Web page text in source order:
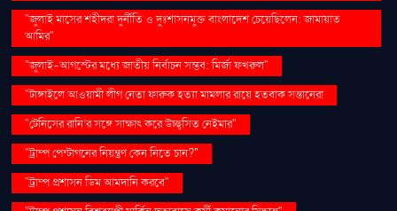
"জুলাই মাসের শহীদরা দুর্নীতি ও দুঃশাসনমুক্ত বাংলাদেশ চেয়েছিলেন: জামায়াত
আমির"
"জুলাই-আগস্টের মধ্যে জাতীয় নির্বাচন সম্ভব: মির্জা ফখরুল"
"টাঙ্গাইলে আওয়ামী লীগ নেতা ফারুক হত্যা মামলার রায়ে হতবাক সন্তানেরা
"টেনিসের রানি’র সঙ্গে সাক্ষাৎ করে উচ্ছ্বসিত নেইমার"
"ট্রাম্প পেন্টাগনের নিয়ন্ত্রণ কেন নিতে চান?"
"ট্রাম্প প্রশাসন ডিম আমদানি করবে"